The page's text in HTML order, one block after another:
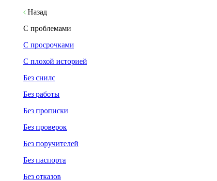
Назад
С проблемами
С просрочками
С плохой историей
Без снилс
Без работы
Без прописки
Без проверок
Без поручителей
Без паспорта
Без отказов